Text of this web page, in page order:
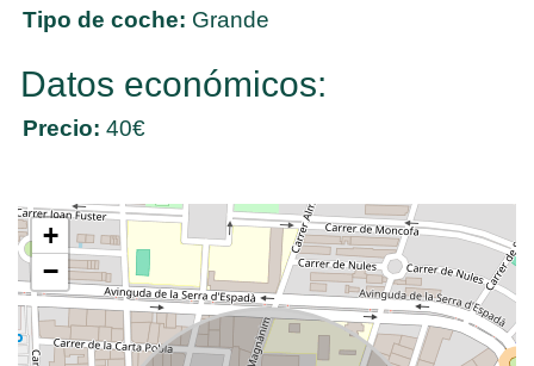
Tipo de coche: Grande
Datos económicos:
Precio: 40€
+
−